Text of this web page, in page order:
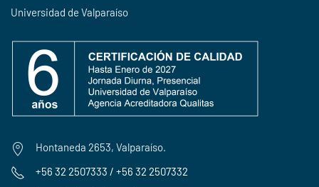
Universidad de Valparaíso
Hontaneda 2653, Valparaíso.
+56 32 2507333 / +56 32 2507332